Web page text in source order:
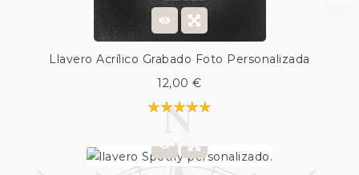
Llavero Acrílico Grabado Foto Personalizada
12,00 €